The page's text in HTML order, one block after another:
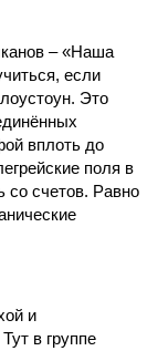
– «Наша
если
Это
вплоть до
поля в
со счетов. Равно
и
в группе